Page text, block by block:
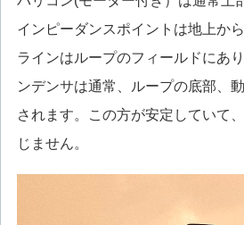
インピーダンスポイントは地上か
ラインはループのフィールドにあ
ンデンサは通常、ループの底部、
されます。この方が安定していて
じません。